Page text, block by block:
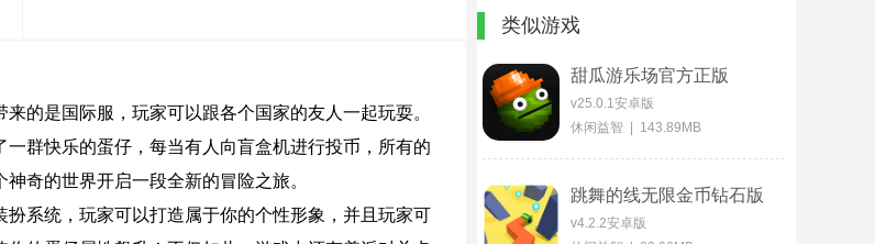
的是国际服，玩家可以跟各个国家的友人一起玩耍。
群快乐的蛋仔，每当有人向盲盒机进行投币，所有的
奇的世界开启一段全新的冒险之旅。
系统，玩家可以打造属于你的个性形象，并且玩家可
类似游戏
甜瓜游乐场官方正版
v25.0.1安卓版
休闲益智 | 143.89MB
跳舞的线无限金币钻石版
v4.2.2安卓版